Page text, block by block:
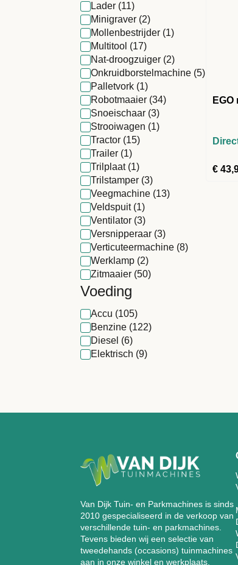
Lader (11)
Minigraver (2)
Mollenbestrijder (1)
Multitool (17)
Nat-droogzuiger (2)
Onkruidborstelmachine (5)
Palletvork (1)
Robotmaaier (34)
Snoeischaar (3)
Strooiwagen (1)
Tractor (15)
Trailer (1)
Trilplaat (1)
Trilstamper (3)
Veegmachine (13)
Veldspuit (1)
Ventilator (3)
Versnipperaar (3)
Verticuteermachine (8)
Werklamp (2)
Zitmaaier (50)
Voeding
Accu (105)
Benzine (122)
Diesel (6)
Elektrisch (9)
€
Van Dijk Tuin- en Parkmachines is sinds
2010 gespecialiseerd in de verkoop van
verschillende tuin- en parkmachines.
Tevens bieden wij een selectie van
tweedehands (occasions) tuinmachines
aan in onze winkel en werkplaats.